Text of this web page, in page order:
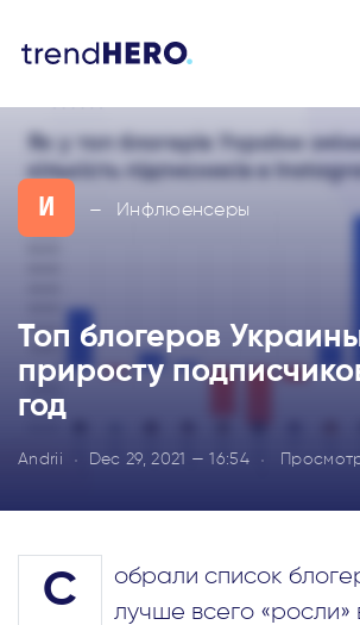
И — Инфлюенсеры
Топ блогеров
приросту
год
Andrii Dec 29, 2021 — 16:54
С
обрали список
лучше всего «росли»